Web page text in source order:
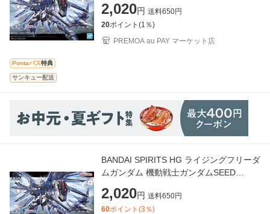
Pontaパス特典
サンキュー配送
2,020円 送料650円
20ポイント(1 ％)
PREMOA au PAY マーケット店
BANDAI SPIRITS HG ライジングフリーダ
ムガンダム 機動戦士ガンダムSEED
2,020円 送料650円
60ポイント(3 ％)